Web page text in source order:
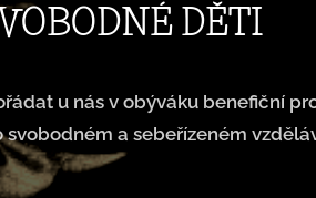
DĚTI
u nás v obýváku benefiční
a sebeřízeném